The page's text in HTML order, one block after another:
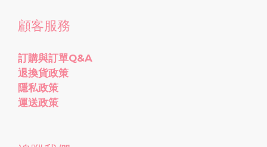
顧客服務
訂購與訂單Q&A
退換貨政策
隱私政策
運送政策